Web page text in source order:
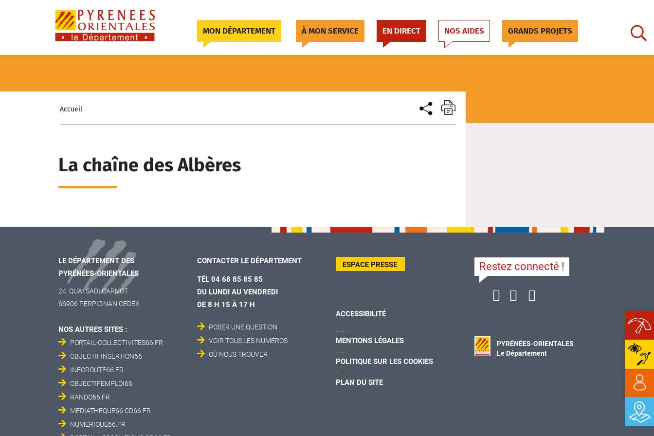
MON DÉPARTEMENT À MON SERVICE EN DIRECT NOS AIDES GRANDS PROJETS
Accueil
La chaîne des Albères
LE DÉPARTEMENT DES
PYRÉNÉES-ORIENTALES
24, QUAI SADI CARNOT
66906 PERPIGNAN CEDEX
NOS AUTRES SITES :
PORTAIL-COLLECTIVITES66.FR
OBJECTIFINSERTION66
INFOROUTE66.FR
OBJECTIFEMPLOI66
RANDO66.FR
MEDIATHEQUE66.CD66.FR
NUMERIQUE66.FR
CONTACTER LE DÉPARTEMENT
TÉL 04 68 85 85 85
DU LUNDI AU VENDREDI
DE 8 H 15 À 17 H
POSER UNE QUESTION
VOIR TOUS LES NUMÉROS
OÙ NOUS TROUVER
ESPACE PRESSE
ACCESSIBILITÉ
MENTIONS LÉGALES
POLITIQUE SUR LES COOKIES
PLAN DU SITE
Restez connecté !
PYRÉNÉES-ORIENTALES
Le Département